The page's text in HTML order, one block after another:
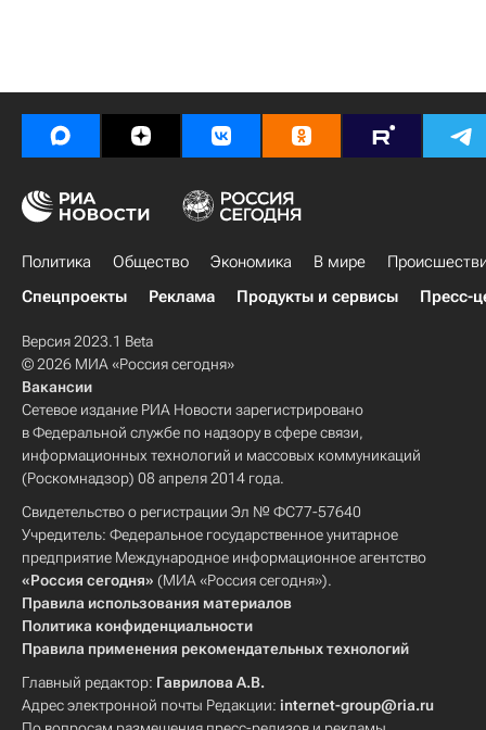
Политика Общество Экономика В мире
Спецпроекты
Реклама Продукты и сервисы Пресс-
Версия 2023.1 Beta
© 2026 МИА «Россия сегодня»
Вакансии
Сетевое издание РИА Новости зарегистрировано
в Федеральной службе по надзору в сфере связи,
информационных технологий и массовых коммуникаций
(Роскомнадзор) 08 апреля 2014 года.
Свидетельство о регистрации Эл № ФС77-57640
Учредитель: Федеральное государственное унитарное
предприятие Международное информационное агентство
«Россия сегодня» (МИА «Россия сегодня»).
Правила использования материалов
Политика конфиденциальности
Правила применения рекомендательных технологий
Главный редактор: Гаврилова А.В.
Адрес электронной почты Редакции: internet-group@ria.ru